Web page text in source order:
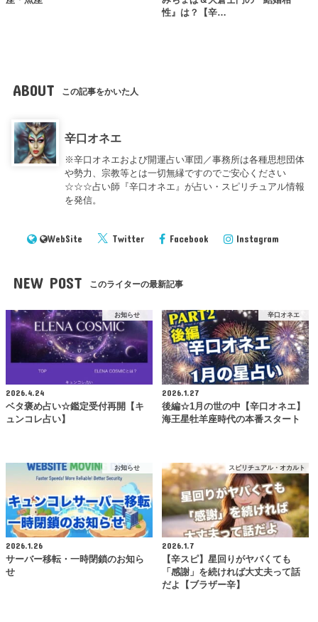
性』は？【辛…
ABOUT この記事をかいた人
辛口オネエ
※辛口オネエおよび開運占い軍団／事務所は各種思想団体
や勢力、宗教等とは一切無縁ですのでご安心ください
☆☆☆占い師『辛口オネエ』が占い・スピリチュアル情報
を発信。
WebSite Twitter Facebook Instagram
NEW POST このライターの最新記事
お知らせ
2026.4.24
ベタ褒め占い☆鑑定受付再開【キ
ュンコレ占い】
辛口オネエ
2026.1.27
後編☆1月の世の中【辛口オネエ】
海王星牡羊座時代の本番スタート
お知らせ
2026.1.26
サーバー移転・一時閉鎖のお知ら
せ
スピリチュアル・オカルト
2026.1.7
【辛スピ】星回りがヤバくても
「感謝」を続ければ大丈夫って話
だよ【ブラザー辛】